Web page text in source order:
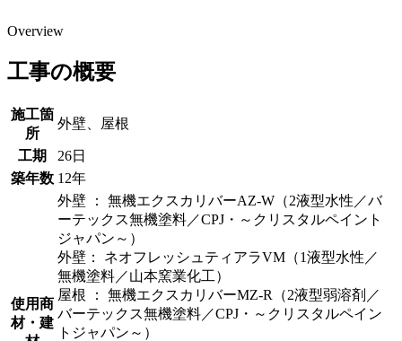
Overview
工事の概要
施工箇
所
外壁、屋根
工期
26日
築年数 12年
使用商
材・建
外壁 ： 無機エクスカリバーAZ-W（2液型水性／バ
ーテックス無機塗料／CPJ・～クリスタルペイント
ジャパン～）
外壁： ネオフレッシュティアラVM（1液型水性／
無機塗料／山本窯業化工）
屋根 ： 無機エクスカリバーMZ-R（2液型弱溶剤／
バーテックス無機塗料／CPJ・～クリスタルペイン
トジャパン～）